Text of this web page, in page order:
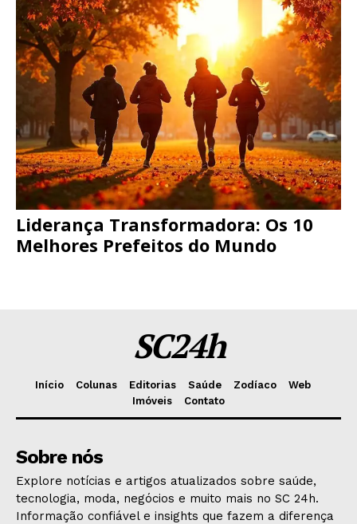
Liderança Transformadora: Os 10
Melhores Prefeitos do Mundo
SC24h
Início Colunas Editorias Saúde Zodíaco
Web
Imóveis
Contato
Sobre nós
Explore notícias e artigos atualizados sobre saúde,
tecnologia, moda, negócios e muito mais no SC 24h.
Informação confiável e insights que fazem a diferença